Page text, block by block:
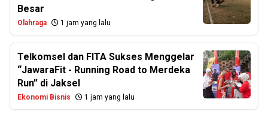
Besar
Olahraga 1 jam yang lalu
Telkomsel dan FITA Sukses Menggelar
“JawaraFit - Running Road to Merdeka
Run” di Jaksel
Ekonomi Bisnis 1 jam yang lalu